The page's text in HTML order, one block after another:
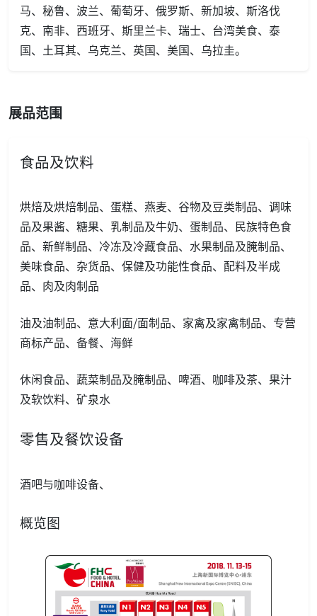
马、秘鲁、波兰、葡萄牙、俄罗斯、新加坡、斯洛伐
克、南非、西班牙、斯里兰卡、瑞士、台湾美食、泰
国、土耳其、乌克兰、英国、美国、乌拉圭。
展品范围
食品及饮料
烘焙及烘焙制品、蛋糕、燕麦、谷物及豆类制品、调味
品及果酱、糖果、乳制品及牛奶、蛋制品、民族特色食
品、新鲜制品、冷冻及冷藏食品、水果制品及腌制品、
美味食品、杂货品、保健及功能性食品、配料及半成
品、肉及肉制品
油及油制品、意大利面/面制品、家禽及家禽制品、专营
商标产品、备餐、海鲜
休闲食品、蔬菜制品及腌制品、啤酒、咖啡及茶、果汁
及软饮料、矿泉水
零售及餐饮设备
酒吧与咖啡设备、
概览图